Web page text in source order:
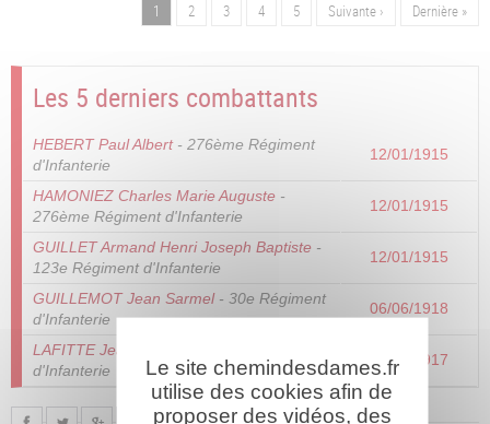
Page
1 Page
2 Page
3 Page
4 Page
5
Page
Suivante ›
Dernière
Dernière »
Les 5 derniers combattants
HEBERT Paul Albert- 276ème Régiment
d'Infanterie
12/01/1915
HAMONIEZ Charles Marie Auguste -
276ème Régiment d'Infanterie
12/01/1915
GUILLET Armand Henri Joseph Baptiste -
123e Régiment d'Infanterie
12/01/1915
GUILLEMOT Jean Sarmel- 30e Régiment
d'Infanterie
06/06/1918
LAFITTE Jean
d'Infanterie
14/07/1917
Le site chemindesdames.fr
utilise des cookies afin de
proposer des vidéos, des